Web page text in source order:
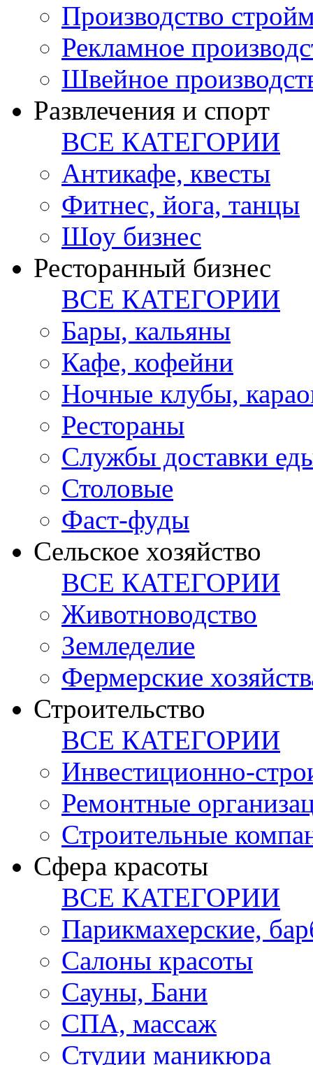
Производство
Рекламное
Швейное
Развлечения и спорт
ВСЕ КАТЕГОРИИ
Антикафе, квесты
Фитнес, йога, танцы
Шоу бизнес
Ресторанный бизнес
ВСЕ КАТЕГОРИИ
Бары, кальяны
Кафе, кофейни
Ночные клубы,
Рестораны
Службы доставки
Столовые
Фаст-фуды
Сельское хозяйство
ВСЕ КАТЕГОРИИ
Животноводство
Земледелие
Фермерские
Строительство
ВСЕ КАТЕГОРИИ
Инвестиционно-
Ремонтные
Строительные
Сфера красоты
ВСЕ КАТЕГОРИИ
Парикмахерские,
Салоны красоты
Сауны, Бани
СПА, массаж
Студии маникюра